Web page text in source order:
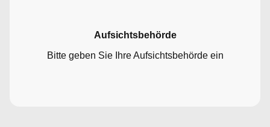
Aufsichtsbehörde
Bitte geben Sie Ihre Aufsichtsbehörde ein